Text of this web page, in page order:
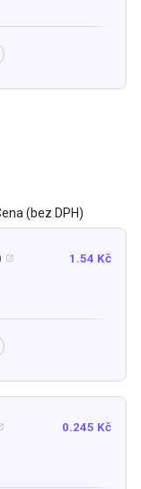
(bez DPH)
 1.54 Kč
0.245 Kč